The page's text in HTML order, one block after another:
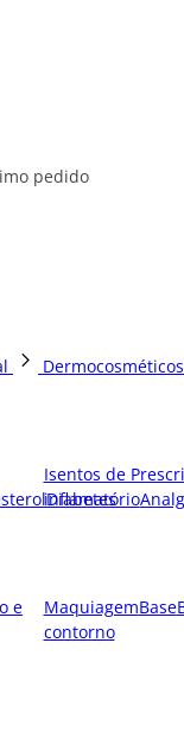
pedido
Dermocosméticos
Diabetes
Isentos de
inflamatório
e
MaquiagemBase
contorno